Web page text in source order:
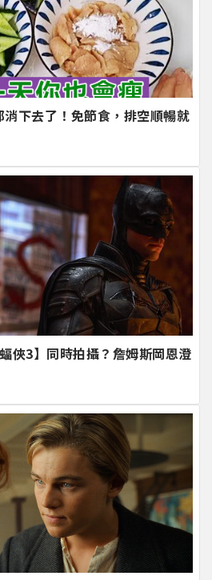
下去了！免節食，排空順暢就
俠3】同時拍攝？詹姆斯岡恩澄